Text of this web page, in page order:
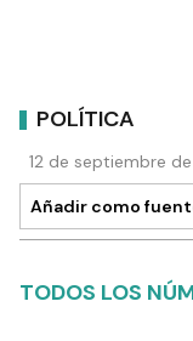
POLÍTICA
12 de septiembre
Añadir como
TODOS LOS